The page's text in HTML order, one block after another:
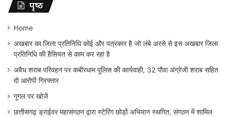
पृष्ठ
Home
अखबार का जिला प्रतिनिधि कोई और पत्रकार है जो लंबे अरसे से इस अखबार जिला
प्रतिनिधि की हैसियत से काम कर रहा है
अवैध शराब परिवहन पर कबीरधाम पुलिस की कार्यवाही, 32 पौवा अंग्रेजी शराब सहित
दो आरोपी गिरफ्तार
गूगल पर खोजें
छत्तीसगढ़ ड्राईवर महासंगठन द्वारा स्टेरिंग छोड़ों अभियान स्थगित, संगठन में शामिल